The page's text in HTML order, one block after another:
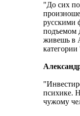
"До сих
русскими
подъемом
живешь в
психике.
чужому